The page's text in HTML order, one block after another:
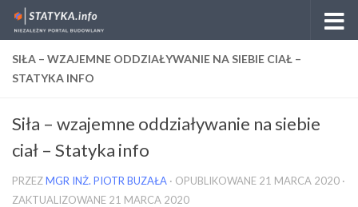
Skip to content
SIŁA – WZAJEMNE ODDZIAŁYWANIE NA SIEBIE CIAŁ –
STATYKA INFO
Siła – wzajemne oddziaływanie na siebie
ciał – Statyka info
PRZEZMGR INŻ. PIOTR BUZAŁA · OPUBLIKOWANE 21 MARCA 2020 ·
ZAKTUALIZOWANE 21 MARCA 2020